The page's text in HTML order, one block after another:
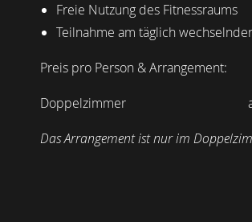
Freie Nutzung des Fitnessraums
Teilnahme am täglich
Preis pro Person & Arrangement:
Doppelzimmer ab
Das Arrangement ist nur im